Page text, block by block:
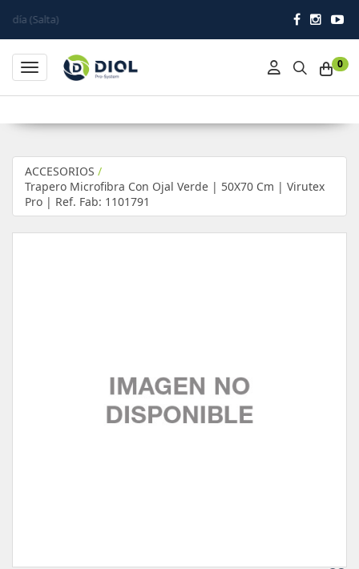
0
Toggle navigation
ACCESORIOS /
Trapero Microfibra Con Ojal Verde | 50X70 Cm | Virutex
Pro | Ref. Fab: 1101791